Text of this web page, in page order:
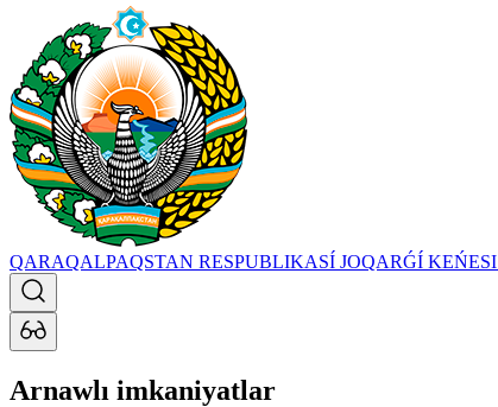
QARAQALPAQSTAN RESPUBLIKASÍ JOQARǴÍ KEŃESI
Arnawlı imkaniyatlar